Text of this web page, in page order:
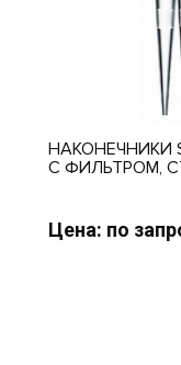
НАКОНЕЧНИКИ
С ФИЛЬТРОМ,
Цена: по